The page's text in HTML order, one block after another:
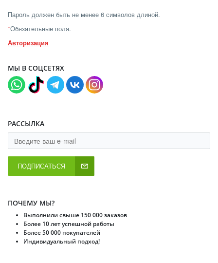
Пароль должен быть не менее 6 символов длиной.
*Обязательные поля.
Авторизация
МЫ В СОЦСЕТЯХ
РАССЫЛКА
ПОДПИСАТЬСЯ
ПОЧЕМУ МЫ?
Выполнили свыше 150 000 заказов
Более 10 лет успешной работы
Более 50 000 покупателей
Индивидуальный подход!